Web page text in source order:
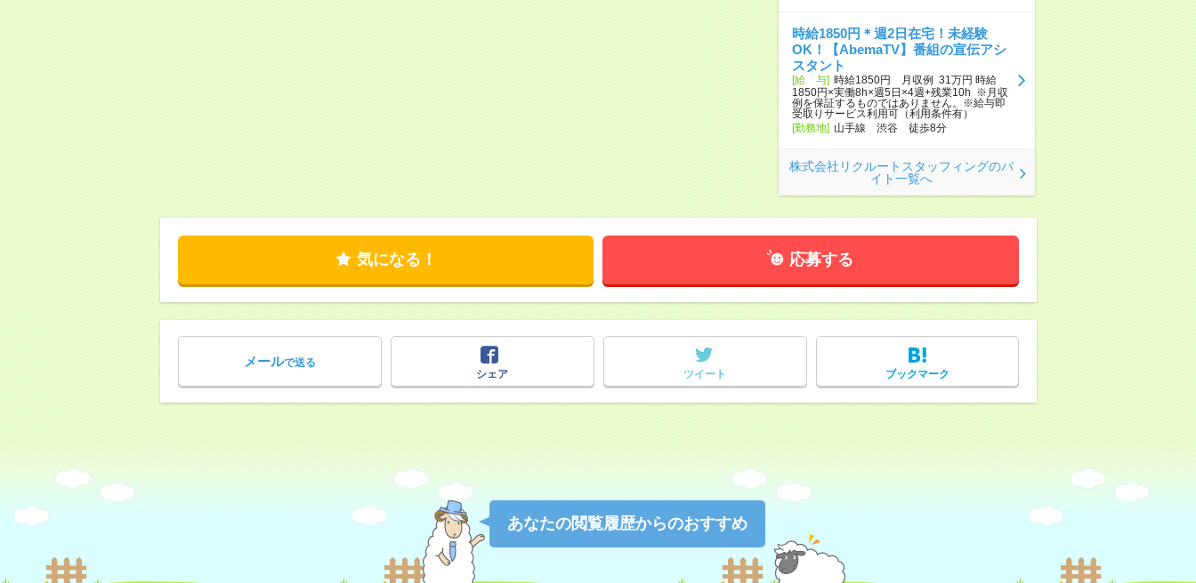
時給1850円＊週2日在宅！未経験
OK！【AbemaTV】番組の宣伝アシ
スタント
[給 与] 時給1850円 月収例 31万円 時給
1850円×実働8h×週5日×4週+残業10h ※月収
例を保証するものではありません。※給与即
受取りサービス利用可（利用条件有）
[勤務地] 山手線 渋谷 徒歩8分
株式会社リクルートスタッフィングのバ
イト一覧へ
気になる！ 応募する
メールで送る
シェア
ツイート ブックマーク
あなたの閲覧履歴からのおすすめ